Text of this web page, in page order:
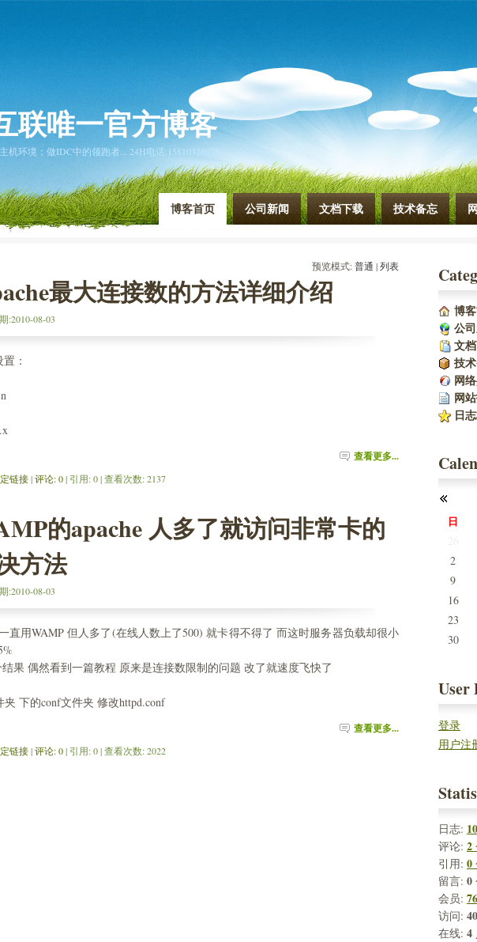
联唯一官方博客
机环境；做IDC中的领跑者... 24H电话:15810326078
博客首页 公司新闻 文档下载 技术备忘
预览模式:普通 | 列表
最大连接数的方法详细介绍
:2010-08-03
：
查看更多...
链接| 评论: 0| 引用: 0 | 查看次数: 2137
的apache 人多了就访问非常卡的
方法
:2010-08-03
直用WAMP 但人多了(在线人数上了500) 就卡得不得了 而这时服务器负载却很小
果 偶然看到一篇教程 原来是连接数限制的问题 改了就速度飞快了
夹 下的conf文件夹 修改httpd.conf
查看更多...
链接| 评论: 0| 引用: 0 | 查看次数: 2022
博
公
文
技
网
网
日
日
2
9
16
23
30
User
登录
用户注
日志:
评论: 2
引用: 0
留言: 0
会员:
访问:
在线: 4